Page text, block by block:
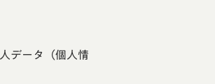
データ（個人情